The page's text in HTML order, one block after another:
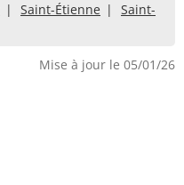
Saint-Étienne
Saint-
Mise à jour le 05/01/26